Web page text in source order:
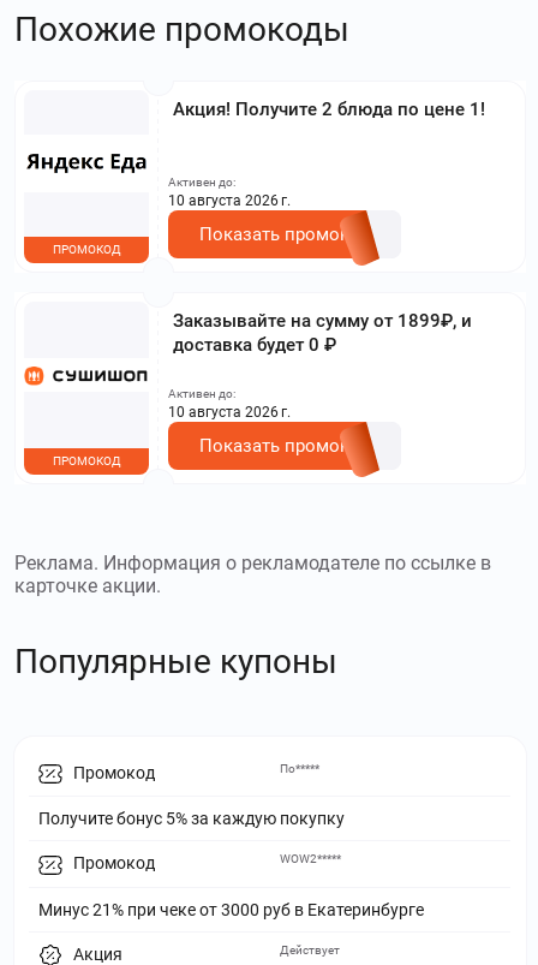
Похожие промокоды
Акция! Получите 2 блюда по цене 1!
ПРОМОКОД
Активен до:
10 августа 2026 г.
Показать промокод
Заказывайте на сумму от 1899₽, и
доставка будет 0 ₽
ПРОМОКОД
Активен до:
10 августа 2026 г.
Показать промокод
Реклама. Информация о рекламодателе по ссылке в
карточке акции.
Популярные купоны
Промокод
Получите бонус 5% за каждую покупку
По*****
Промокод
Минус 21% при чеке от 3000 руб в Екатеринбурге
WOW2*****
Акция Действует